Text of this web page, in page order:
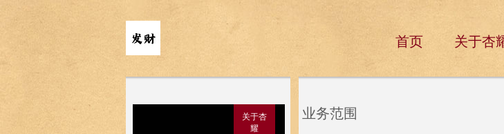
首页 关于杏
业务范围
关于杏
耀